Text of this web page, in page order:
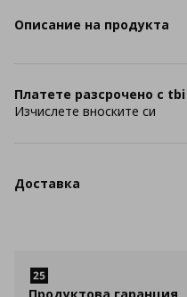
Описание на продукта
Платете разсрочено с tbi
Изчислете вноските си
Доставка